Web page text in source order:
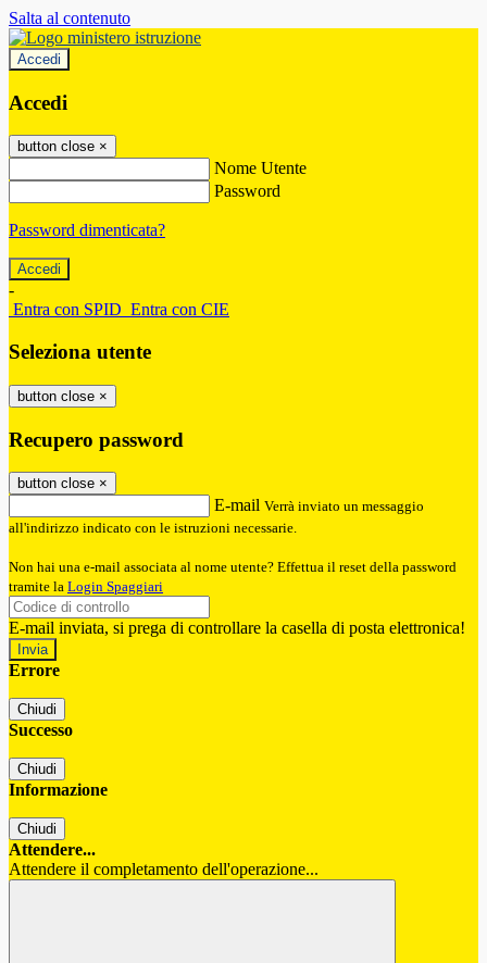
Salta al contenuto
Accedi
Accedi
button close ×
Nome Utente
Password
Password dimenticata?
-
Entra con SPID Entra con CIE
Seleziona utente
button close ×
Recupero password
button close ×
E-mail Verrà inviato un messaggio
all'indirizzo indicato con le istruzioni necessarie.
Non hai una e-mail associata al nome utente? Effettua il reset della password
tramite la Login Spaggiari
E-mail inviata, si prega di controllare la casella di posta elettronica!
Errore
Chiudi
Successo
Chiudi
Informazione
Chiudi
Attendere...
Attendere il completamento dell'operazione...